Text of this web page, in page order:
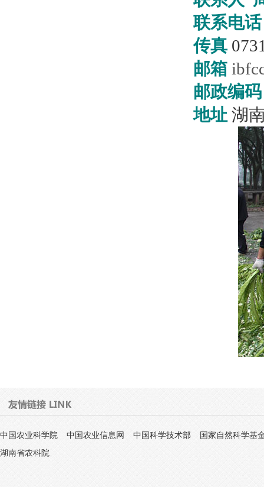
联系电
传真
邮箱
邮政编
地址 湖
中国农业科学院 中国农业信息网 中国科学技术部
国家自然科学基
湖南省农科院